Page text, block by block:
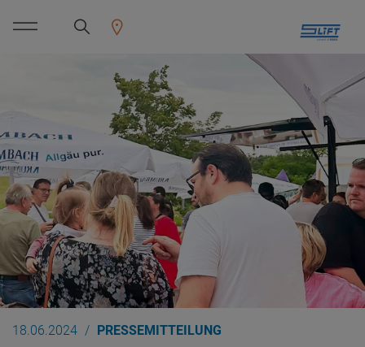
18.06.2024 PRESSEMITTEILUNG